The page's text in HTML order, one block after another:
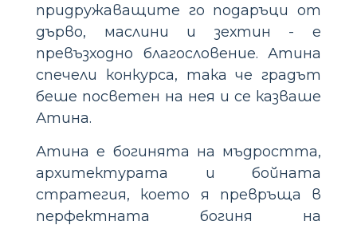
придружаващите го подаръци от
дърво, маслини и зехтин - е
превъзходно благословение. Атина
спечели конкурса, така че градът
беше посветен на нея и се казваше
Атина.
Атина е богинята на мъдростта,
архитектурата и бойната
стратегия, което я превръща в
перфектната богиня на